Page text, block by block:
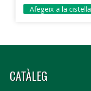
Afegeix a la cistella
CATÀLEG